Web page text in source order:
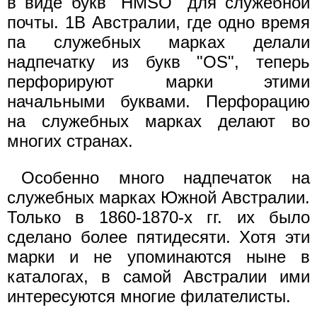
почты. 1В Австралии, где одно время
па служебных марках делали
надпечатку из букв "OS", теперь
перфорируют марки этими
начальными буквами. Перфорацию
на служебных марках делают во
многих странах.
Особенно много надпечаток на
служебных марках Южной Австралии.
Только в 1860-1870-х гг. их было
сделано более пятидесяти. Хотя эти
марки и не упоминаются ныне в
каталогах, в самой Австралии ими
интересуются многие филателисты.